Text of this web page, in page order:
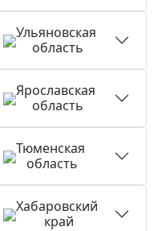
Ульяновская
область
Ярославская
область
Тюменская
область
Хабаровский
край